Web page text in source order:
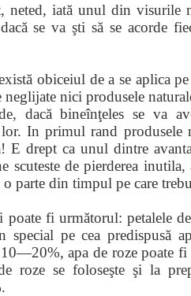
neted, iată unul din visurile
se va şti să se acorde
obiceiul de a se aplica
neglijate nici produsele
dacă bineînţeles se va
In primul rand produsele
E drept ca unul dintre
scuteste de pierderea
parte din timpul pe care
fi următorul: petalele
special pe cea predispusă
apa de roze poate
roze se foloseşte şi la